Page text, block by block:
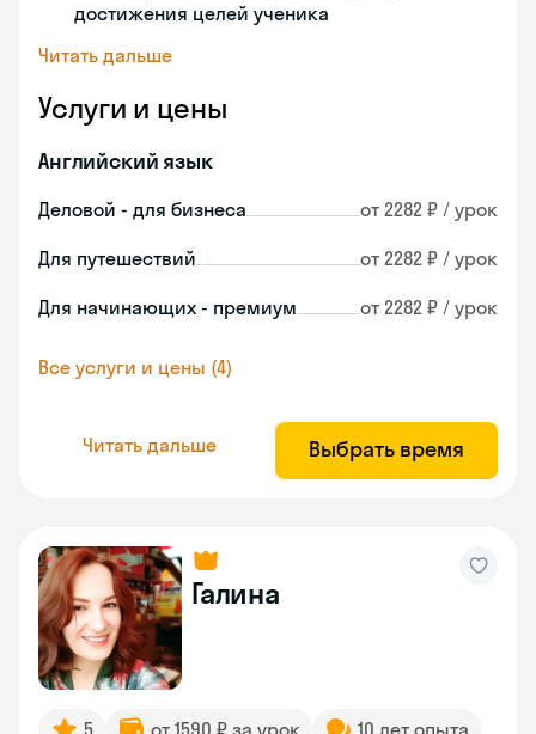
достижения целей ученика
Читать дальше
Услуги и цены
Английский язык
Деловой - для бизнеса от 2282 ₽ / урок
Для путешествий от 2282 ₽ / урок
Для начинающих - премиум от 2282 ₽ / урок
Все услуги и цены (4)
Читать дальше Выбрать время
Галина
5 от 1590 ₽ за урок
10 лет опыта